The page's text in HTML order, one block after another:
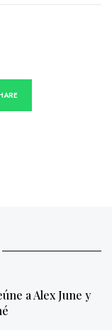
a Alex June y